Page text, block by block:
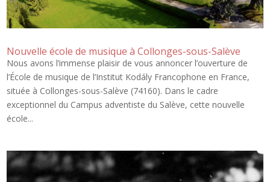
Nouvelle école de musique à Collonges-sous-Salève
Nous avons l’immense plaisir de vous annoncer l’ouverture de
l’École de musique de l’Institut Kodály Francophone en France,
située à Collonges-sous-Salève (74160). Dans le cadre
exceptionnel du Campus adventiste du Salève, cette nouvelle
école...